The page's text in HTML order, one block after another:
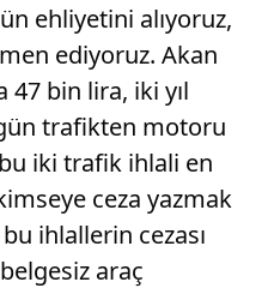
ehliyetini alıyoruz,
ediyoruz. Akan
47 bin lira, iki yıl
trafikten motoru
iki trafik ihlali en
ceza yazmak
ihlallerin cezası
belgesiz araç